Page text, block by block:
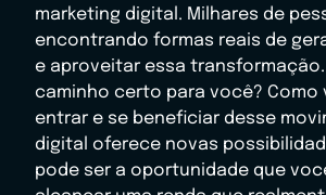
marketing digital. Milhares de
encontrando formas reais de
e aproveitar essa transformação.
caminho certo para você? Como
entrar e se beneficiar desse
digital oferece novas
pode ser a oportunidade que